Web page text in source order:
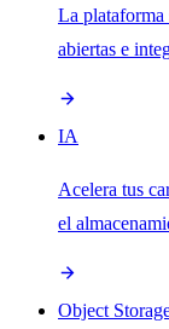
La plataforma
abiertas e
IA
Acelera tus
el
Object